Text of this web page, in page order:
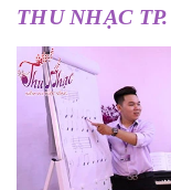
THU NHẠC